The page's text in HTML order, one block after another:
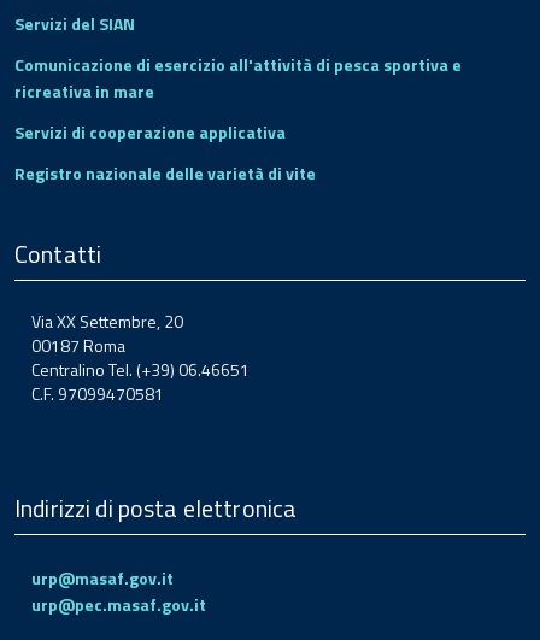
Servizi del SIAN
Comunicazione di esercizio all'attività di pesca sportiva e
ricreativa in mare
Servizi di cooperazione applicativa
Registro nazionale delle varietà di vite
Contatti
Via XX Settembre, 20
00187 Roma
Centralino Tel. (+39) 06.46651
C.F. 97099470581
Indirizzi di posta elettronica
urp@masaf.gov.it
urp@pec.masaf.gov.it